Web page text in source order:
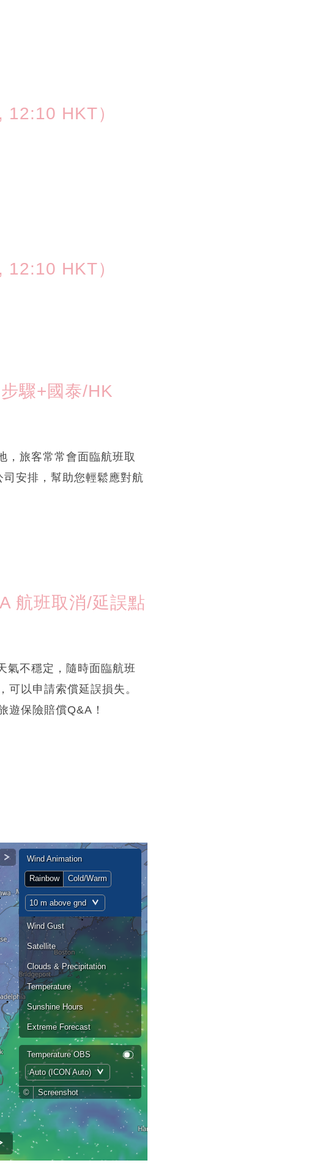
HKT）
HKT）
驟+國泰/HK
，旅客常常會面臨航班取
安排，幫助您輕鬆應對航
航班取消/延誤點
氣不穩定，隨時面臨航班
以申請索償延誤損失。
遊保險賠償Q&A！